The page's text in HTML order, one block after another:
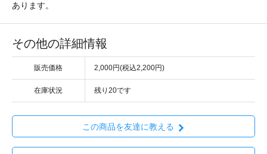
あります。
その他の詳細情報
販売価格 2,000円(税込2,200円)
在庫状況 残り20です
この商品を友達に教える